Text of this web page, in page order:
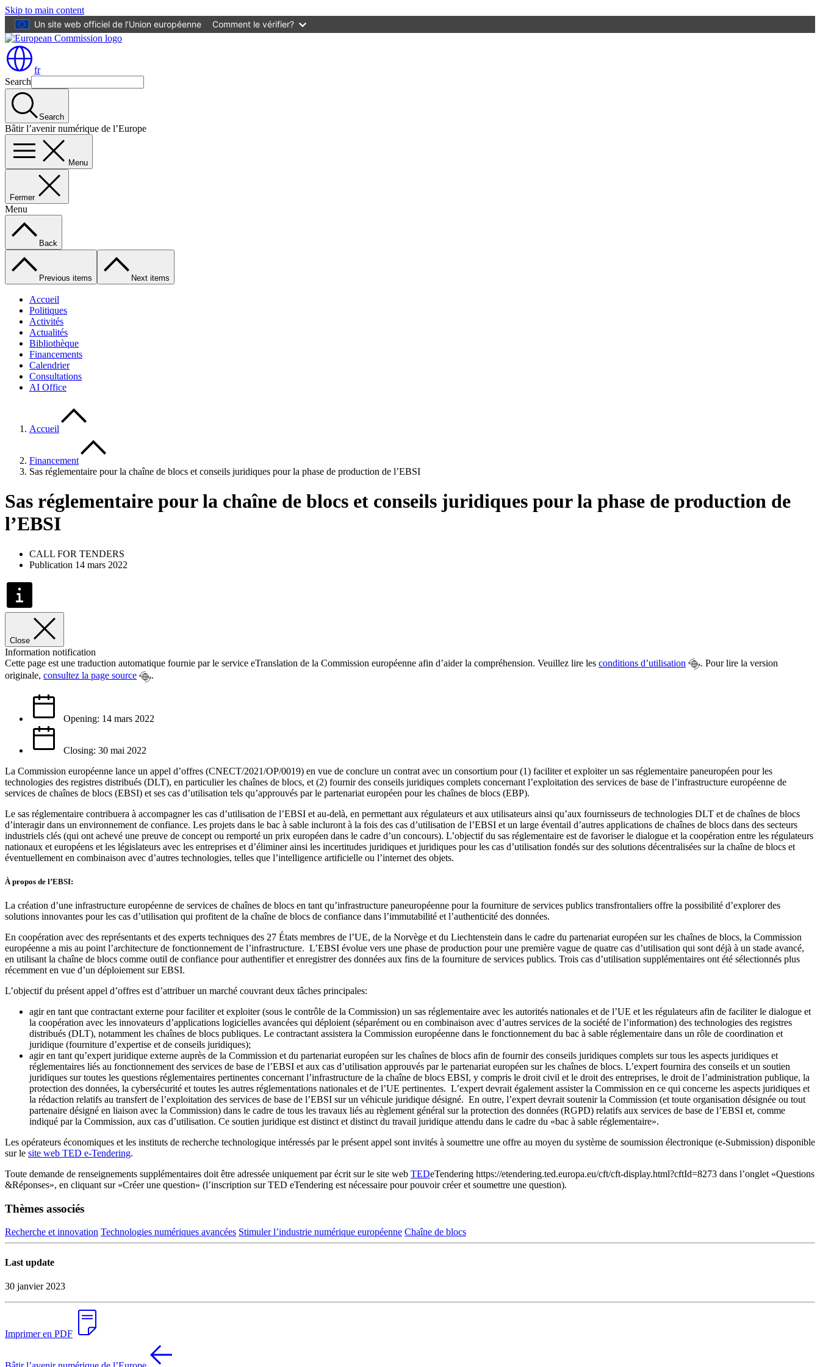
Skip to main content
Un site web officiel de l’Union européenne
Comment le vérifier?
fr
Search
Search
Bâtir l’avenir numérique de l’Europe
Menu
Fermer
Menu
Back
Previous items Next items
Accueil
Politiques
Activités
Actualités
Bibliothèque
Financements
Calendrier
Consultations
AI Office
Accueil
Financement
Sas réglementaire pour la chaîne de blocs et conseils juridiques pour la phase de production de l’EBSI
Sas réglementaire pour la chaîne de blocs et conseils juridiques pour la phase de production de
l’EBSI
CALL FOR TENDERS
Publication 14 mars 2022
Close
Information notification
Cette page est une traduction automatique fournie par le service eTranslation de la Commission européenne afin d’aider la compréhension. Veuillez lire les conditions d’utilisation
. Pour lire la version
originale, consultez la page source .
Opening: 14 mars 2022
Closing: 30 mai 2022
La Commission européenne lance un appel d’offres (CNECT/2021/OP/0019) en vue de conclure un contrat avec un consortium pour (1) faciliter et exploiter un sas réglementaire paneuropéen pour les
technologies des registres distribués (DLT), en particulier les chaînes de blocs, et (2) fournir des conseils juridiques complets concernant l’exploitation des services de base de l’infrastructure européenne de
services de chaînes de blocs (EBSI) et ses cas d’utilisation tels qu’approuvés par le partenariat européen pour les chaînes de blocs (EBP).
Le sas réglementaire contribuera à accompagner les cas d’utilisation de l’EBSI et au-delà, en permettant aux régulateurs et aux utilisateurs ainsi qu’aux fournisseurs de technologies DLT et de chaînes de blocs
d’interagir dans un environnement de confiance. Les projets dans le bac à sable incluront à la fois des cas d’utilisation de l’EBSI et un large éventail d’autres applications de chaînes de blocs dans des secteurs
industriels clés (qui ont achevé une preuve de concept ou remporté un prix européen dans le cadre d’un concours). L’objectif du sas réglementaire est de favoriser le dialogue et la coopération entre les régulateurs
nationaux et européens et les législateurs avec les entreprises et d’éliminer ainsi les incertitudes juridiques et juridiques pour les cas d’utilisation fondés sur des solutions décentralisées sur la chaîne de blocs et
éventuellement en combinaison avec d’autres technologies, telles que l’intelligence artificielle ou l’internet des objets.
À propos de l’EBSI:
La création d’une infrastructure européenne de services de chaînes de blocs en tant qu’infrastructure paneuropéenne pour la fourniture de services publics transfrontaliers offre la possibilité d’explorer des
solutions innovantes pour les cas d’utilisation qui profitent de la chaîne de blocs de confiance dans l’immutabilité et l’authenticité des données.
En coopération avec des représentants et des experts techniques des 27 États membres de l’UE, de la Norvège et du Liechtenstein dans le cadre du partenariat européen sur les chaînes de blocs, la Commission
européenne a mis au point l’architecture de fonctionnement de l’infrastructure. L’EBSI évolue vers une phase de production pour une première vague de quatre cas d’utilisation qui sont déjà à un stade avancé,
en utilisant la chaîne de blocs comme outil de confiance pour authentifier et enregistrer des données aux fins de la fourniture de services publics. Trois cas d’utilisation supplémentaires ont été sélectionnés plus
récemment en vue d’un déploiement sur EBSI.
L’objectif du présent appel d’offres est d’attribuer un marché couvrant deux tâches principales:
agir en tant que contractant externe pour faciliter et exploiter (sous le contrôle de la Commission) un sas réglementaire avec les autorités nationales et de l’UE et les régulateurs afin de faciliter le dialogue et
la coopération avec les innovateurs d’applications logicielles avancées qui déploient (séparément ou en combinaison avec d’autres services de la société de l’information) des technologies des registres
distribués (DLT), notamment les chaînes de blocs publiques. Le contractant assistera la Commission européenne dans le fonctionnement du bac à sable réglementaire dans un rôle de coordination et
juridique (fourniture d’expertise et de conseils juridiques);
agir en tant qu’expert juridique externe auprès de la Commission et du partenariat européen sur les chaînes de blocs afin de fournir des conseils juridiques complets sur tous les aspects juridiques et
réglementaires liés au fonctionnement des services de base de l’EBSI et aux cas d’utilisation approuvés par le partenariat européen sur les chaînes de blocs. L’expert fournira des conseils et un soutien
juridiques sur toutes les questions réglementaires pertinentes concernant l’infrastructure de la chaîne de blocs EBSI, y compris le droit civil et le droit des entreprises, le droit de l’administration publique, la
protection des données, la cybersécurité et toutes les autres réglementations nationales et de l’UE pertinentes. L’expert devrait également assister la Commission en ce qui concerne les aspects juridiques et
la rédaction relatifs au transfert de l’exploitation des services de base de l’EBSI sur un véhicule juridique désigné. En outre, l’expert devrait soutenir la Commission (et toute organisation désignée ou tout
partenaire désigné en liaison avec la Commission) dans le cadre de tous les travaux liés au règlement général sur la protection des données (RGPD) relatifs aux services de base de l’EBSI et, comme
indiqué par la Commission, aux cas d’utilisation. Ce soutien juridique est distinct et distinct du travail juridique attendu dans le cadre du «bac à sable réglementaire».
Les opérateurs économiques et les instituts de recherche technologique intéressés par le présent appel sont invités à soumettre une offre au moyen du système de soumission électronique (e-Submission) disponible
sur le site web TED e-Tendering.
Toute demande de renseignements supplémentaires doit être adressée uniquement par écrit sur le site web TEDeTendering https://etendering.ted.europa.eu/cft/cft-display.html?cftId=8273 dans l’onglet «Questions
&Réponses», en cliquant sur «Créer une question» (l’inscription sur TED eTendering est nécessaire pour pouvoir créer et soumettre une question).
Thèmes associés
Recherche et innovation Technologies numériques avancées Stimuler l’industrie numérique européenne Chaîne de blocs
Last update
30 janvier 2023
Imprimer en PDF